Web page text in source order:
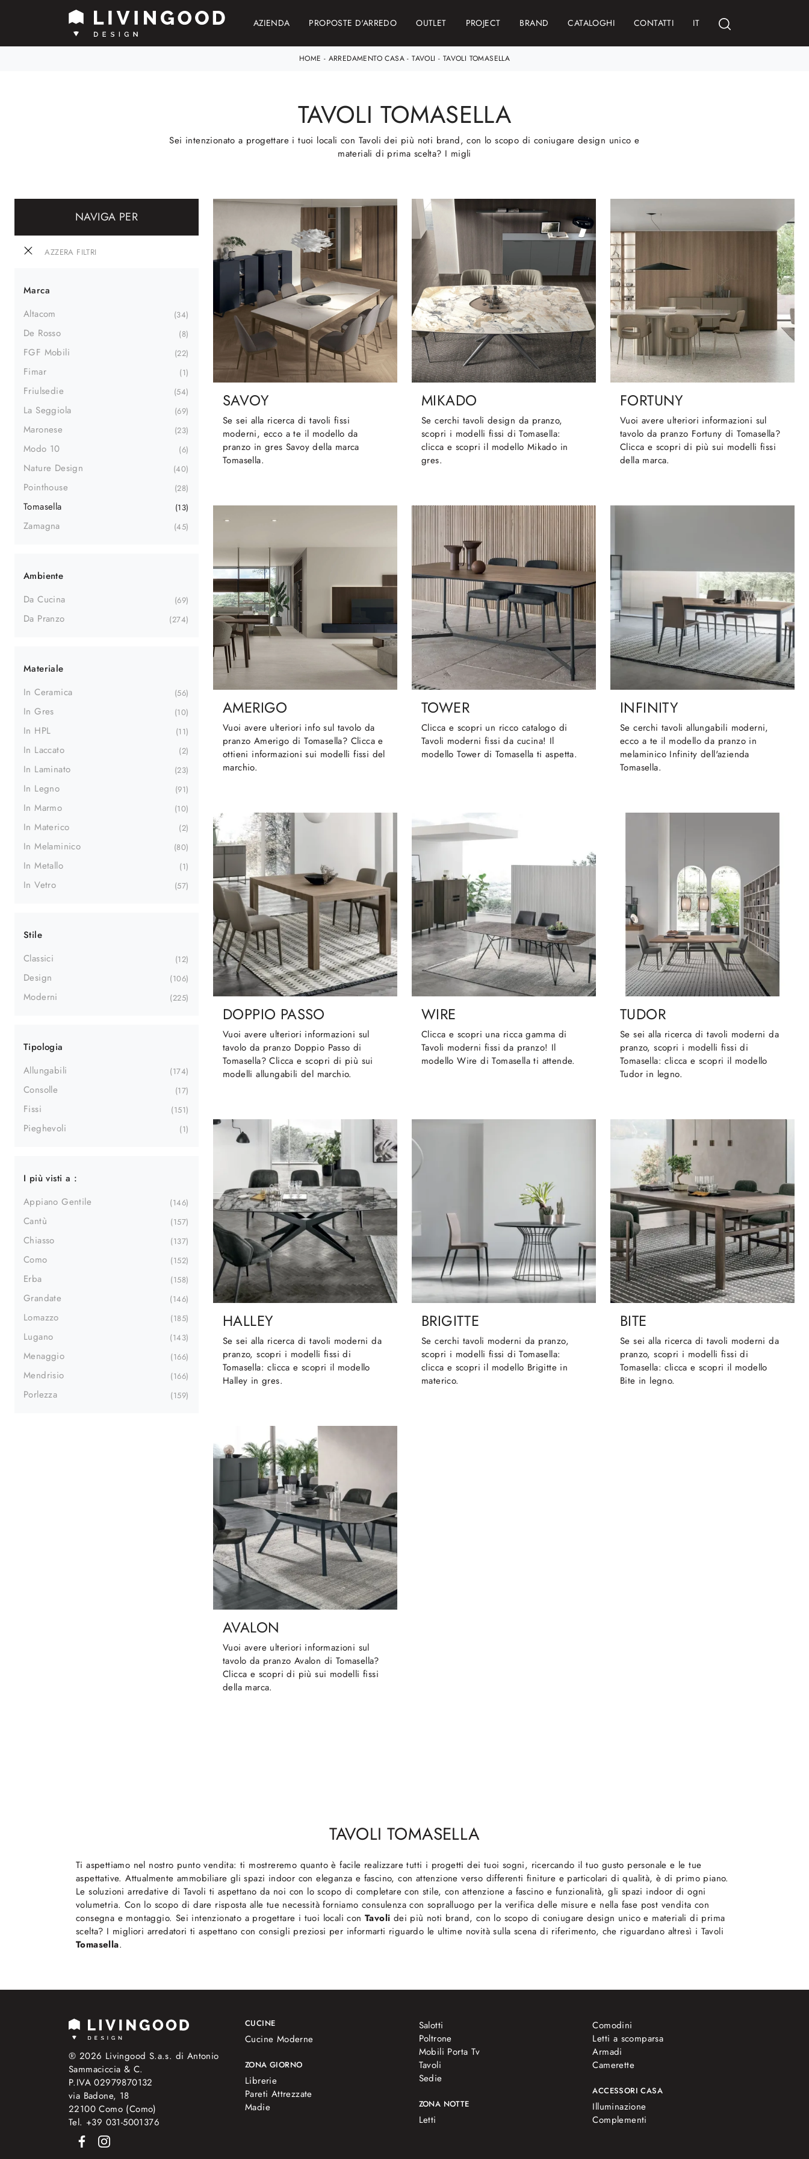
AZIENDA PROPOSTE D'ARREDO OUTLET PROJECT BRAND CATALOGHI CONTATTI IT
HOME - ARREDAMENTO CASA -TAVOLI - TAVOLI TOMASELLA
TAVOLI TOMASELLA
Sei intenzionato a progettare i tuoi locali con Tavoli dei più noti brand, con lo scopo di coniugare design unico e
materiali di prima scelta? I migli
NAVIGA PER
AZZERA FILTRI
Marca
Altacom
34
De Rosso 8
FGF Mobili 22
Fimar 1
Friulsedie 54
La Seggiola 69
Maronese 23
Modo 10 6
Nature Design 40
Pointhouse 28
Tomasella 13
Zamagna 45
Ambiente
Da Cucina
69
Da Pranzo 274
Materiale
In Ceramica
56
In Gres 10
In HPL 11
In Laccato 2
In Laminato 23
In Legno 91
In Marmo 10
In Materico 2
In Melaminico 80
In Metallo 1
In Vetro 57
Stile
Classici
12
Design 106
Moderni 225
Tipologia
Allungabili
174
Consolle 17
Fissi 151
Pieghevoli 1
I più visti a :
Appiano Gentile
146
Cantù 157
Chiasso 137
Como 152
Erba 158
Grandate 146
Lomazzo 185
Lugano 143
Menaggio 166
Mendrisio 166
Porlezza 159
SAVOY
Se sei alla ricerca di tavoli fissi
moderni, ecco a te il modello da
pranzo in gres Savoy della marca
Tomasella.
MIKADO
Se cerchi tavoli design da pranzo,
scopri i modelli fissi di Tomasella:
clicca e scopri il modello Mikado in
gres.
FORTUNY
Vuoi avere ulteriori informazioni sul
tavolo da pranzo Fortuny di Tomasella?
Clicca e scopri di più sui modelli fissi
della marca.
AMERIGO
Vuoi avere ulteriori info sul tavolo da
pranzo Amerigo di Tomasella? Clicca e
ottieni informazioni sui modelli fissi del
marchio.
TOWER
Clicca e scopri un ricco catalogo di
Tavoli moderni fissi da cucina! Il
modello Tower di Tomasella ti aspetta.
INFINITY
Se cerchi tavoli allungabili moderni,
ecco a te il modello da pranzo in
melaminico Infinity dell'azienda
Tomasella.
DOPPIO PASSO
Vuoi avere ulteriori informazioni sul
tavolo da pranzo Doppio Passo di
Tomasella? Clicca e scopri di più sui
modelli allungabili del marchio.
WIRE
Clicca e scopri una ricca gamma di
Tavoli moderni fissi da pranzo! Il
modello Wire di Tomasella ti attende.
TUDOR
Se sei alla ricerca di tavoli moderni da
pranzo, scopri i modelli fissi di
Tomasella: clicca e scopri il modello
Tudor in legno.
HALLEY
Se sei alla ricerca di tavoli moderni da
pranzo, scopri i modelli fissi di
Tomasella: clicca e scopri il modello
Halley in gres.
BRIGITTE
Se cerchi tavoli moderni da pranzo,
scopri i modelli fissi di Tomasella:
clicca e scopri il modello Brigitte in
materico.
BITE
Se sei alla ricerca di tavoli moderni da
pranzo, scopri i modelli fissi di
Tomasella: clicca e scopri il modello
Bite in legno.
AVALON
Vuoi avere ulteriori informazioni sul
tavolo da pranzo Avalon di Tomasella?
Clicca e scopri di più sui modelli fissi
della marca.
TAVOLI TOMASELLA
Ti aspettiamo nel nostro punto vendita: ti mostreremo quanto è facile realizzare tutti i progetti dei tuoi sogni, ricercando il tuo gusto personale e le tue
aspettative. Attualmente ammobiliare gli spazi indoor con eleganza e fascino, con attenzione verso differenti finiture e particolari di qualità, è di primo piano.
Le soluzioni arredative di Tavoli ti aspettano da noi con lo scopo di completare con stile, con attenzione a fascino e funzionalità, gli spazi indoor di ogni
volumetria. Con lo scopo di dare risposta alle tue necessità forniamo consulenza con sopralluogo per la verifica delle misure e nella fase post vendita con
consegna e montaggio. Sei intenzionato a progettare i tuoi locali con Tavoli dei più noti brand, con lo scopo di coniugare design unico e materiali di prima
scelta? I migliori arredatori ti aspettano con consigli preziosi per informarti riguardo le ultime novità sulla scena di riferimento, che riguardano altresì i Tavoli
Tomasella.
® 2026 Livingood S.a.s. di Antonio
Sammaciccia & C.
P.IVA 02979870132
via Badone, 18
22100 Como (Como)
Tel. +39 031-5001376
CUCINE
Cucine Moderne
ZONA GIORNO
Librerie
Pareti Attrezzate
Madie
Salotti
Poltrone
Mobili Porta Tv
Tavoli
Sedie
ZONA NOTTE
Letti
Comodini
Letti a scomparsa
Armadi
Camerette
ACCESSORI CASA
Illuminazione
Complementi